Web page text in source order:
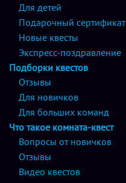
Для детей
Подарочный сертификат
Новые квесты
Экспресс-поздравление
Подборки квестов
Отзывы
Для новичков
Для больших команд
Что такое комната-квест
Вопросы от новичков
Отзывы
Видео квестов